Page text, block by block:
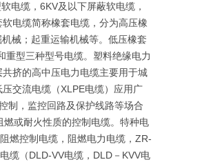
电缆，6KV及以下屏蔽软电缆，
电缆简称橡套电缆，分为高压橡
械；起重运输机械等。低压橡套
型三种型号电缆。塑料绝缘电力
挤的高中压电力电缆主要用于城
交流电缆（XLPE电缆）应用广
制，监控回路及保护线路等场合
或耐火性质的控制电缆。特种电
燃控制电缆，阻燃电力电缆，ZR-
缆（DLD-VV电缆，DLD－KVV电